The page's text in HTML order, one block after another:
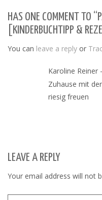
HAS ONE COMMENT TO
[KINDERBUCHTIPP &
You can leave a reply or
Karoline Reiner -
Zuhause mit
riesig freuen
LEAVE A REPLY
Your email address will not